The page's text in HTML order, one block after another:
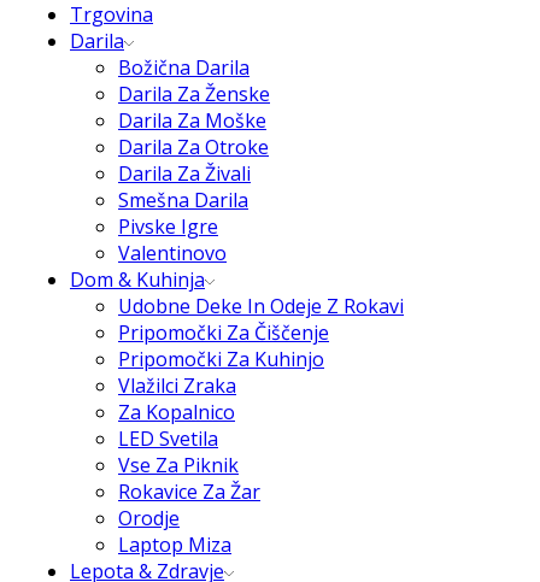
Trgovina
Darila
Božična Darila
Darila Za Ženske
Darila Za Moške
Darila Za Otroke
Darila Za Živali
Smešna Darila
Pivske Igre
Valentinovo
Dom & Kuhinja
Udobne Deke In Odeje Z Rokavi
Pripomočki Za Čiščenje
Pripomočki Za Kuhinjo
Vlažilci Zraka
Za Kopalnico
LED Svetila
Vse Za Piknik
Rokavice Za Žar
Orodje
Laptop Miza
Lepota & Zdravje